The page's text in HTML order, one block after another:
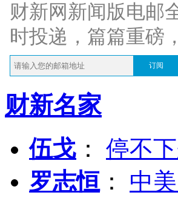
财新网新闻版电邮
时投递，篇篇重磅
订阅
财新名家
伍戈 ： 停不
罗志恒 ： 中